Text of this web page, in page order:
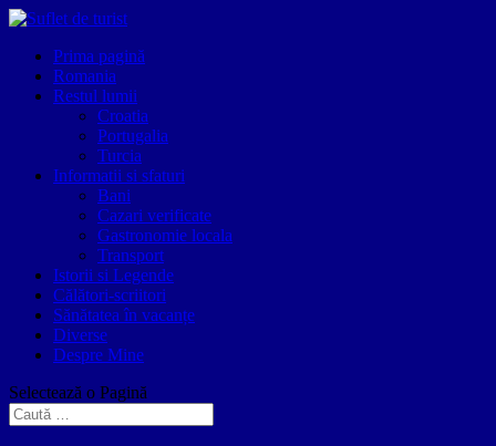
Prima pagină
Romania
Restul lumii
Croatia
Portugalia
Turcia
Informatii si sfaturi
Bani
Cazari verificate
Gastronomie locala
Transport
Istorii si Legende
Călători-scriitori
Sănătatea în vacanțe
Diverse
Despre Mine
Selectează o Pagină